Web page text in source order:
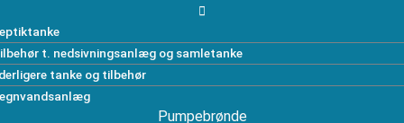
t. nedsivningsanlæg og samletanke
tanke og tilbehør
Pumpebrønde